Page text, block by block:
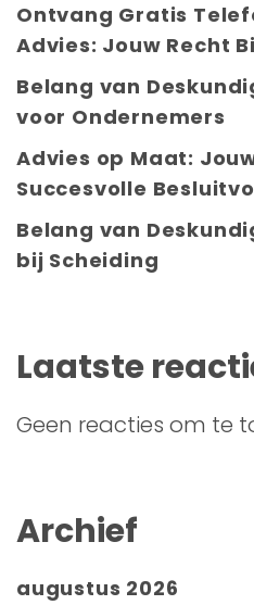
Ontvang Gratis
Advies: Jouw Recht
Belang van
voor Ondernemers
Advies op Maat:
Succesvolle
Belang van
bij Scheiding
Laatste
Geen reacties om te
Archief
augustus 2026